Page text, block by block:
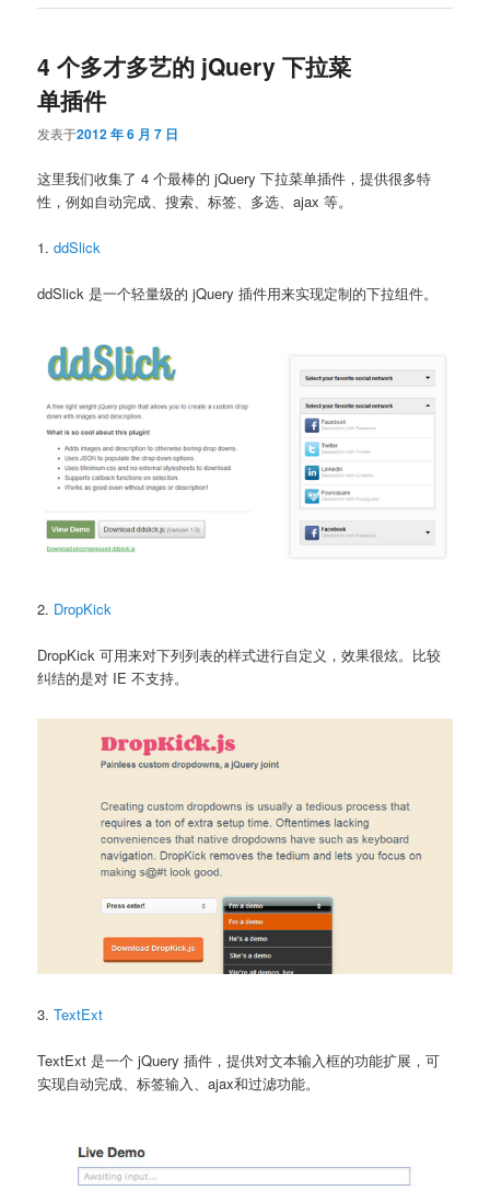
4 个多才多艺的 jQuery 下拉菜
单插件
发表于2012 年 6 月 7 日
这里我们收集了 4 个最棒的 jQuery 下拉菜单插件，提供很多特
性，例如自动完成、搜索、标签、多选、ajax 等。
1.ddSlick
ddSlick 是一个轻量级的 jQuery 插件用来实现定制的下拉组件。
2. DropKick
DropKick 可用来对下列列表的样式进行自定义，效果很炫。比较
纠结的是对 IE 不支持。
3.TextExt
TextExt 是一个 jQuery 插件，提供对文本输入框的功能扩展，可
实现自动完成、标签输入、ajax和过滤功能。